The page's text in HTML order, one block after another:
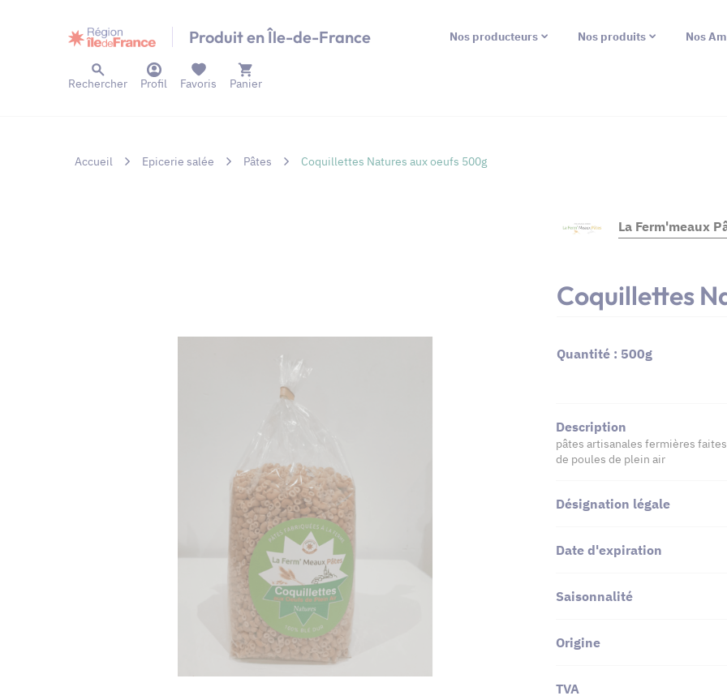
Produit en Île-de-France Nos producteurs Nos produits Nos
Rechercher Profil Panier
Favoris
Accueil Epicerie salée Pâtes Coquillettes Natures aux oeufs 500g
La Ferm'meaux
Coquillettes
Quantité : 500g
Description
pâtes artisanales fermières
de poules de plein air
Désignation légale
Date d'expiration
Saisonnalité
Origine
TVA